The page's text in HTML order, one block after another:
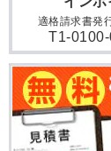
適格請求書発
T1-